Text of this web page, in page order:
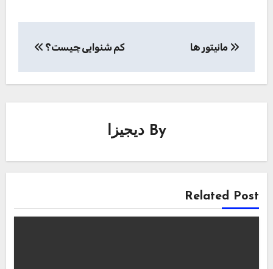
نوشته
مانیتور ها کم شنوایی چیست؟
By دیجیزا
Related Post